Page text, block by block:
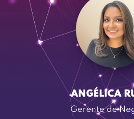
ANGÉLICA
Gerente de